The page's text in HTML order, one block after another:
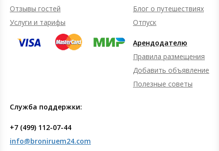
Отзывы гостей
Услуги и тарифы
Блог о путешествиях
Отпуск
Арендодателю
Правила размещения
Добавить объявление
Полезные советы
Служба поддержки:
+7 (499) 112-07-44
info@broniruem24.com